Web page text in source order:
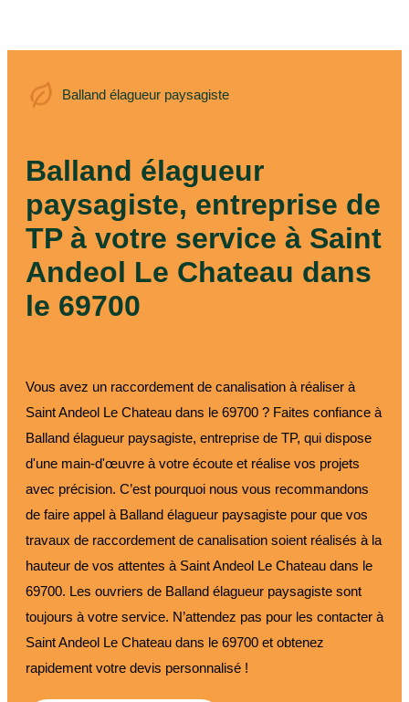
Balland élagueur paysagiste
Balland élagueur
Balland élagueur
paysagiste, entreprise de
TP à votre service à Saint
Andeol Le Chateau dans
le 69700
Vous avez un raccordement de canalisation à réaliser à
Saint Andeol Le Chateau dans le 69700 ? Faites confiance à
Balland élagueur paysagiste, entreprise de TP, qui dispose
d'une main-d'œuvre à votre écoute et réalise vos projets
avec précision. C’est pourquoi nous vous recommandons
de faire appel à Balland élagueur paysagiste pour que vos
travaux de raccordement de canalisation soient réalisés à la
hauteur de vos attentes à Saint Andeol Le Chateau dans le
69700. Les ouvriers de Balland élagueur paysagiste sont
toujours à votre service. N’attendez pas pour les contacter à
Saint Andeol Le Chateau dans le 69700 et obtenez
rapidement votre devis personnalisé !